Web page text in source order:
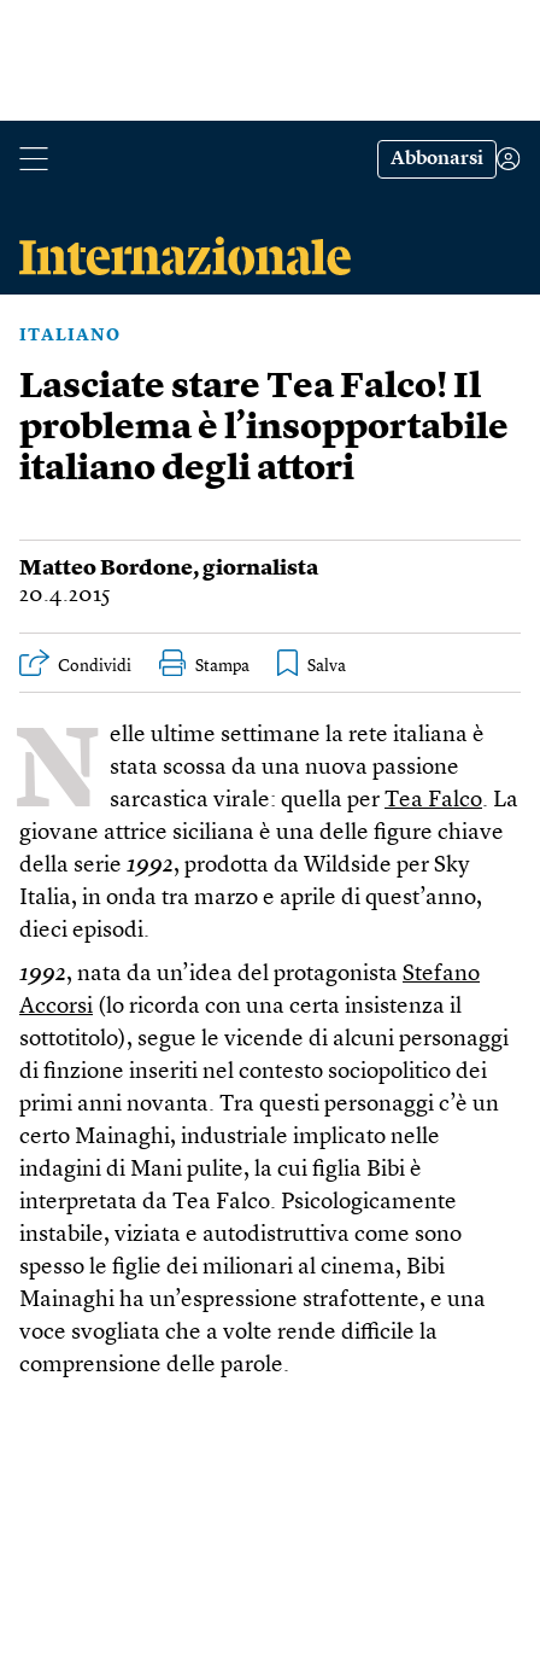
Abbonarsi
ITALIANO
Lasciate stare Tea Falco! Il
problema è l’insopportabile
italiano degli attori
Matteo Bordone, giornalista
20.4.2015
Condividi Stampa
N elle ultime settimane la rete italiana è
stata scossa da una nuova passione
sarcastica virale: quella per Tea Falco. La
giovane attrice siciliana è una delle figure chiave
della serie 1992, prodotta da Wildside per Sky
Italia, in onda tra marzo e aprile di quest’anno,
dieci episodi.
1992, nata da un’idea del protagonista Stefano
Accorsi (lo ricorda con una certa insistenza il
sottotitolo), segue le vicende di alcuni personaggi
di finzione inseriti nel contesto sociopolitico dei
primi anni novanta. Tra questi personaggi c’è un
certo Mainaghi, industriale implicato nelle
indagini di Mani pulite, la cui figlia Bibi è
interpretata da Tea Falco. Psicologicamente
instabile, viziata e autodistruttiva come sono
spesso le figlie dei milionari al cinema, Bibi
Mainaghi ha un’espressione strafottente, e una
voce svogliata che a volte rende difficile la
comprensione delle parole.